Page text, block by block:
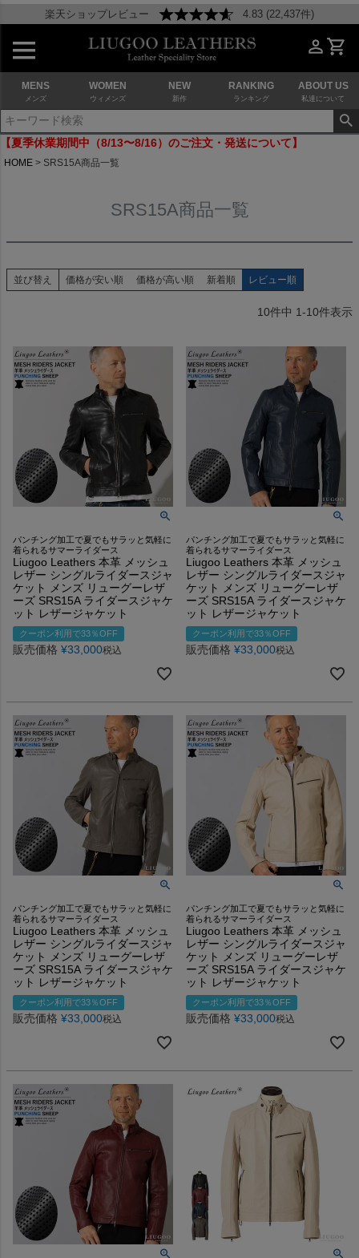
楽天ショップレビュー 4.83 (22,437件)
MENS
メンズ
WOMEN
ウィメンズ
NEW
新作
RANKING
ランキング
ABOUT US
私達について
【夏季休業期間中（8/13〜8/16）のご注文・発送について】
HOME SRS15A商品一覧
SRS15A商品一覧
並び替え 価格が安い順 価格が高い順 新着順 レビュー順
10件中 1-10件表示
パンチング加工で夏でもサラッと気軽に
着られるサマーライダース
Liugoo Leathers 本革 メッシュ
レザー シングルライダースジャ
ケット メンズ リューグーレザ
ーズ SRS15A ライダースジャケ
ット レザージャケット
クーポン利用で33％OFF
販売価格 ¥33,000税込
パンチング加工で夏でもサラッと気軽に
着られるサマーライダース
Liugoo Leathers 本革 メッシュ
レザー シングルライダースジャ
ケット メンズ リューグーレザ
ーズ SRS15A ライダースジャケ
ット レザージャケット
クーポン利用で33％OFF
販売価格 ¥33,000税込
パンチング加工で夏でもサラッと気軽に
着られるサマーライダース
Liugoo Leathers 本革 メッシュ
レザー シングルライダースジャ
ケット メンズ リューグーレザ
ーズ SRS15A ライダースジャケ
ット レザージャケット
クーポン利用で33％OFF
販売価格 ¥33,000税込
パンチング加工で夏でもサラッと気軽に
着られるサマーライダース
Liugoo Leathers 本革 メッシュ
レザー シングルライダースジャ
ケット メンズ リューグーレザ
ーズ SRS15A ライダースジャケ
ット レザージャケット
クーポン利用で33％OFF
販売価格 ¥33,000税込